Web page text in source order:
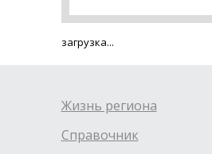
загрузка...
Жизнь региона
Справочник